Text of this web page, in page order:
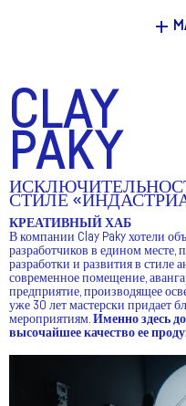
+
CLAY
PAKY
СТИЛЕ
КРЕАТИВНЫЙ ХАБ
В компании Clay Paky хотели
разработчиков в едином месте,
разработки и развития в стиле
современное помещение,
предприятие, производящее
уже 30 лет мастерски придает
мероприятиям. Именно здесь
высочайшее качество ее